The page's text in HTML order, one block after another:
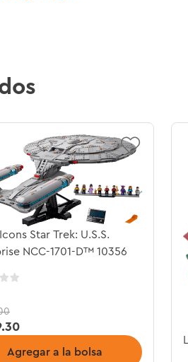
Star Trek: U.S.S.
NCC-1701-D™ 10356
.30
Agregar a la bolsa